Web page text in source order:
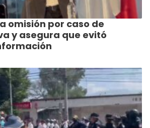
omisión por caso de
y asegura que evitó